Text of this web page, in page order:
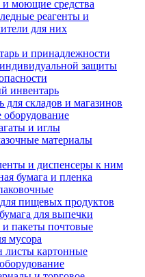
моющие средства
реагенты и
для них
и принадлежности
защиты
инвентарь
для складов и магазинов
и иглы
материалы
и диспенсеры к ним
бумага и пленка
пищевых продуктов
для выпечки
пакеты почтовые
мусора
листы картонные